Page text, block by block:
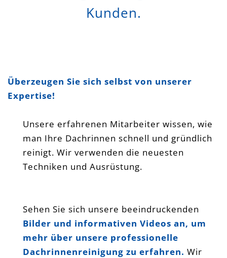
Kunden.
Überzeugen Sie sich selbst von unserer
Expertise!
Unsere erfahrenen Mitarbeiter wissen, wie
man Ihre Dachrinnen schnell und gründlich
reinigt. Wir verwenden die neuesten
Techniken und Ausrüstung.
Sehen Sie sich unsere beeindruckenden
Bilder und informativen Videos an, um
mehr über unsere professionelle
Dachrinnenreinigung zu erfahren. Wir